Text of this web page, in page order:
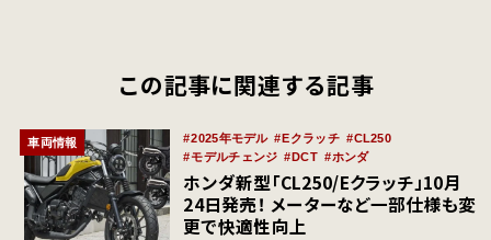
この記事に関連する記事
車両情報 2025年モデル Eクラッチ
CL250
モデルチェンジ
DCT ホンダ
ホンダ新型「CL250/Eクラッチ」10月
24日発売！ メーターなど一部仕様も変
更で快適性向上